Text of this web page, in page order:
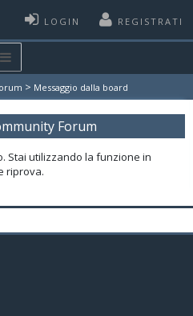
LOGIN REGISTRATI
> Messaggio dalla board
Forum
Stai utilizzando la funzione in
riprova.